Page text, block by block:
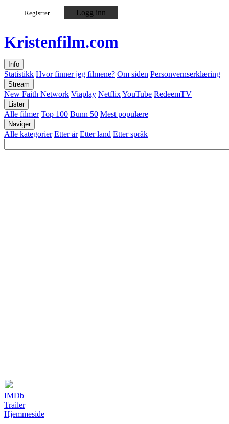
Registrer Logg inn
Kristenfilm.com
Info
Statistikk Hvor finner jeg filmene? Om siden Personvernserklæring
Stream
New Faith Network Viaplay NetflixYouTube RedeemTV
Lister
Alle filmer Top 100 Bunn 50 Mest populære
Naviger
Alle kategorier Etter år Etter land Etter språk
IMDb
Trailer
Hjemmeside